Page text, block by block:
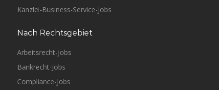
Kanzlei-Business-Service-Jobs
Nach Rechtsgebiet
Arbeitsrecht-Jobs
Bankrecht-Jobs
Compliance-Jobs